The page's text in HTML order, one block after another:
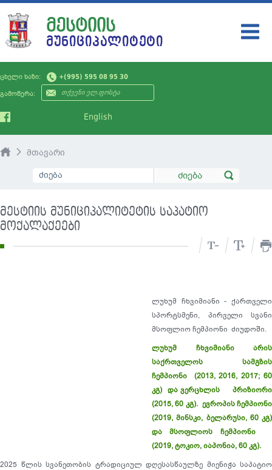
ცხელი ხაზი: +(995) 595 08 95 30
გამოწერა:
English
ᲛᲔᲡᲢᲘᲘᲡ
ᲛᲣᲜᲘᲪᲘᲞᲐᲚᲘᲢᲔᲢᲘ
ᲛᲣᲜᲘᲪᲘᲞᲐᲚᲘᲢᲔᲢᲘ
ᲗᲕᲘᲗᲛᲛᲐᲠᲗᲕᲔᲚᲝᲑᲐ
ᲡᲘᲐᲮᲚᲔᲔᲑᲘ
ᲡᲔᲠᲕᲘᲡᲔᲑᲘ
ᲙᲝᲜᲢᲐᲥᲢᲘ
მთავარი
მესტიის მუნიციპალიტეტის საპატიო
მოქალაქეები
ლუხუმ ჩხვიმიანი - ქართველი
სპორტსმენი, პირველი სვანი
მსოფლიო ჩემპიონი ძიუდოში.
ლუხუმ ჩხვიმიანი არის
საქრთველოს სამგზის
ჩემპიონი (2013, 2016, 2017; 60
კგ) და ვერცხლის პრიზიორი
(2015, 60 კგ). ევროპის ჩემპიონი
(2019, მინსკი, ბელარუსი, 60 კგ)
და მსოფლიოს ჩემპიონი
(2019, ტოკიო, იაპონია, 60 კგ).
2025 წლის სვანეთობის ტრადიციულ დღესასწაულზე მიენიჭა საპატიო